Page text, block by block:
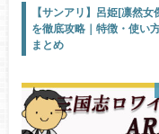
【サンアリ】呂姫[凛然女
を徹底攻略｜特徴・使い
まとめ